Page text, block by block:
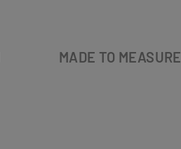
MADE TO MEASURE